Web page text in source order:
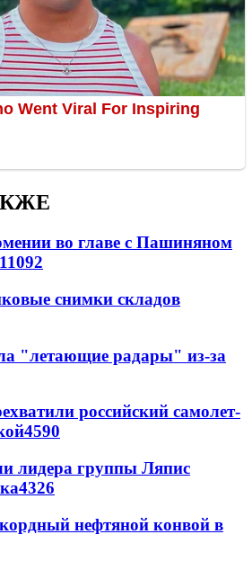
во главе с Пашиняном
11092
снимки складов
"летающие радары" из-за
российский самолет-
4590
лидера группы Ляпис
4326
нефтяной конвой в